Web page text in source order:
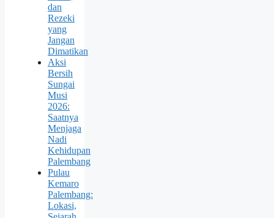
dan
Rezeki
yang
Jangan
Dimatikan
Aksi
Bersih
Sungai
Musi
2026:
Saatnya
Menjaga
Nadi
Kehidupan
Palembang
Pulau
Kemaro
Palembang:
Lokasi,